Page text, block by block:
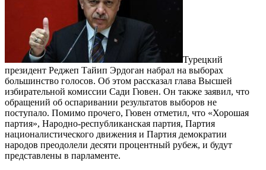
Турецкий
президент Реджеп Тайип Эрдоган набрал на выборах
большинство голосов. Об этом рассказал глава Высшей
избирательной комиссии Сади Гювен. Он также заявил, что
обращений об оспаривании результатов выборов не
поступало. Помимо прочего, Гювен отметил, что «Хорошая
партия», Народно-республиканская партия, Партия
националистического движения и Партия демократии
народов преодолели десяти процентный рубеж, и будут
представлены в парламенте.